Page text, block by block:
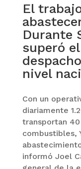
El
Durante
superó
nivel
Con un
diariamente
transportan
combustibles,
informó Joel